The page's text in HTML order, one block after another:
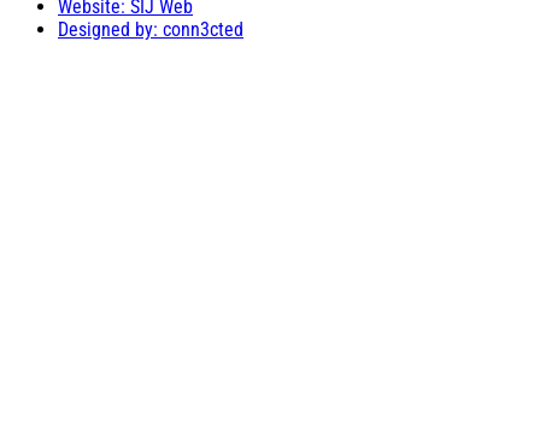
Website: SIJ Web
Designed by: conn3cted